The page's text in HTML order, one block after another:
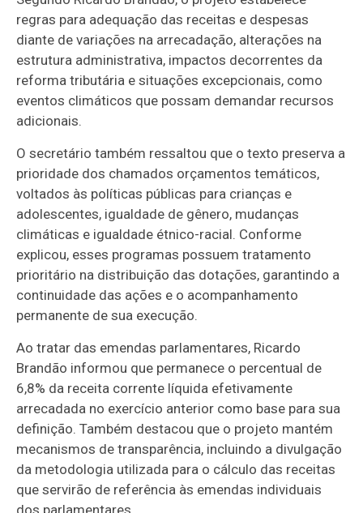
regras para adequação das receitas e despesas
diante de variações na arrecadação, alterações na
estrutura administrativa, impactos decorrentes da
reforma tributária e situações excepcionais, como
eventos climáticos que possam demandar recursos
adicionais.
O secretário também ressaltou que o texto preserva a
prioridade dos chamados orçamentos temáticos,
voltados às políticas públicas para crianças e
adolescentes, igualdade de gênero, mudanças
climáticas e igualdade étnico-racial. Conforme
explicou, esses programas possuem tratamento
prioritário na distribuição das dotações, garantindo a
continuidade das ações e o acompanhamento
permanente de sua execução.
Ao tratar das emendas parlamentares, Ricardo
Brandão informou que permanece o percentual de
6,8% da receita corrente líquida efetivamente
arrecadada no exercício anterior como base para sua
definição. Também destacou que o projeto mantém
mecanismos de transparência, incluindo a divulgação
da metodologia utilizada para o cálculo das receitas
que servirão de referência às emendas individuais